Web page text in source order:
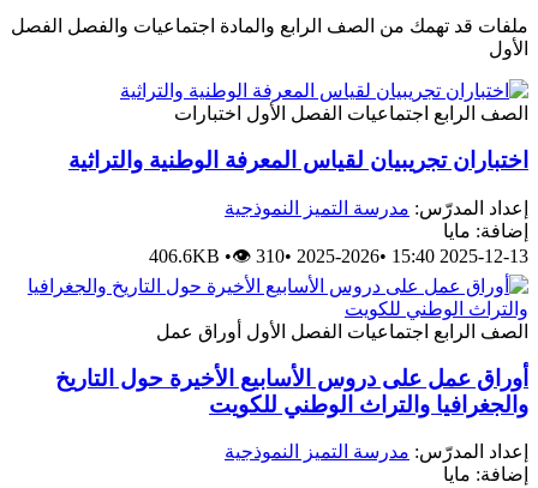
ملفات قد تهمك من الصف الرابع والمادة اجتماعيات والفصل الفصل
الأول
الصف الرابع اجتماعيات الفصل الأول اختبارات
اختباران تجريبيان لقياس المعرفة الوطنية والتراثية
إعداد المدرّس: مدرسة التميز النموذجية
إضافة: مايا
2025-12-13 15:40
•
2025-2026
•
406.6KB •👁 310
الصف الرابع اجتماعيات الفصل الأول أوراق عمل
أوراق عمل على دروس الأسابيع الأخيرة حول التاريخ
والجغرافيا والتراث الوطني للكويت
إعداد المدرّس: مدرسة التميز النموذجية
إضافة: مايا